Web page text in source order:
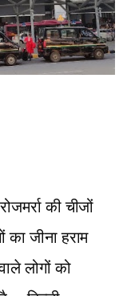
की चीजों
जीना हराम
लोगों को